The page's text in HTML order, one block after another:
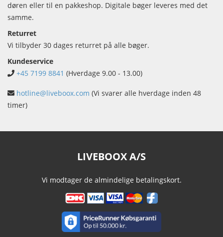
døren eller til en pakkeshop. Digitale bøger leveres med det
samme.
Returret
Vi tilbyder 30 dages returret på alle bøger.
Kundeservice
+45 7199 8841 (Hverdage 9.00 - 13.00)
hotline@liveboox.com (Vi svarer alle hverdage inden 48
timer)
LIVEBOOX A/S
Vi modtager de almindelige betalingskort.